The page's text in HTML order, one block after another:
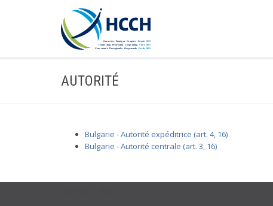
AUTORITÉ
Bulgarie - Autorité expéditrice (art. 4, 16)
Bulgarie - Autorité centrale (art. 3, 16)